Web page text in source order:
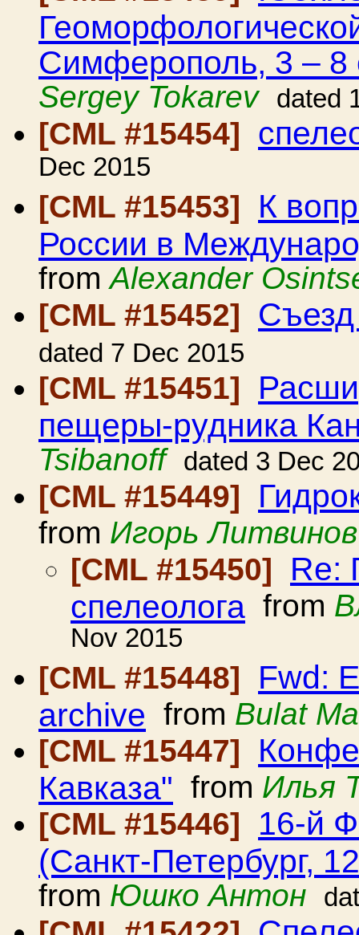
Симферополь, 3 – 8
Sergey Tokarev
dated
[CML #15454]
Dec 2015
[CML #15453]
К
России в
fromAlexander
[CML #15452]
dated 7 Dec 2015
[CML #15451]
пещеры-рудника
Tsibanoff
dated 3 Dec
[CML #15449]
from Игорь Литвинов
[CML #15450]
Re:
спелеолога from
Nov 2015
[CML #15448]
Fwd:
archive from Bulat
[CML #15447]
Кавказа" from Илья
[CML #15446]
16-й
(Санкт-Петербург,
from Юшко Антон